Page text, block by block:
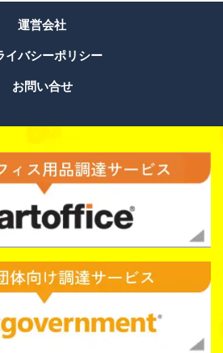
運営会社
イバシーポリシー
お問い合せ